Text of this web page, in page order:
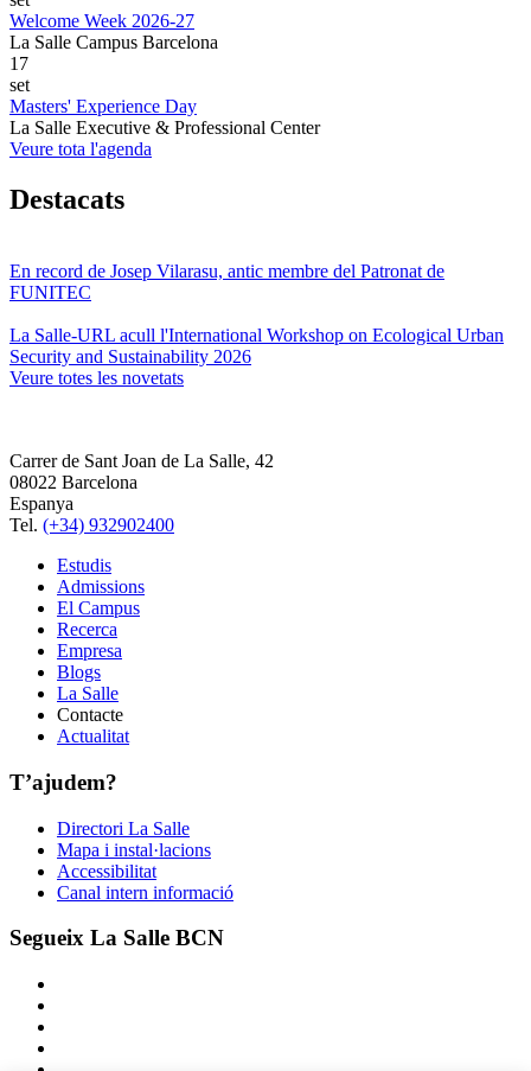
Welcome Week 2026-27
La Salle Campus Barcelona
17
set
Masters' Experience Day
La Salle Executive & Professional Center
Veure tota l'agenda
Destacats
En record de Josep Vilarasu, antic membre del Patronat de
FUNITEC
La Salle-URL acull l'International Workshop on Ecological Urban
Security and Sustainability 2026
Veure totes les novetats
Carrer de Sant Joan de La Salle, 42
08022 Barcelona
Espanya
Tel. (+34) 932902400
Estudis
Admissions
El Campus
Recerca
Empresa
Blogs
La Salle
Contacte
Actualitat
T’ajudem?
Directori La Salle
Mapa i instal·lacions
Accessibilitat
Canal intern informació
Segueix La Salle BCN